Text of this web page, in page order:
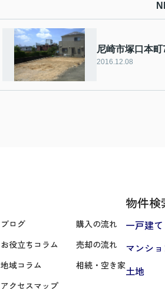
尼崎市塚口本
2016.12.08
ブログ
購入の流れ
お役立ちコラム
売却の流れ
地域コラム
相続・空き家
アクセスマップ
物件検
一戸建て
マンショ
土地